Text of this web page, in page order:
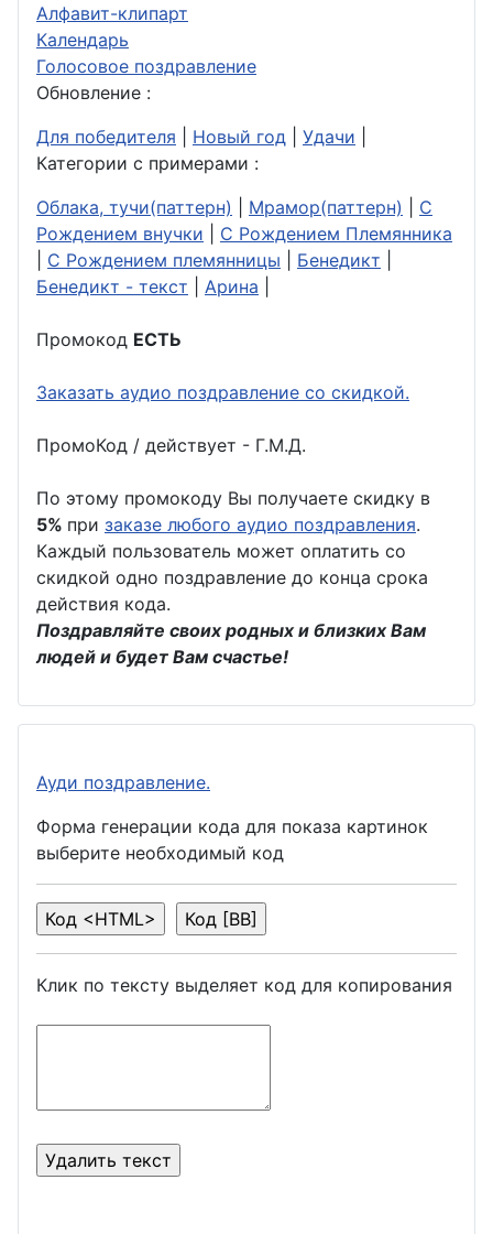
Алфавит-клипарт
Календарь
Голосовое поздравление
Обновление :
Для победителя
Новый год Удачи
Категории с примерами :
Облака, тучи(паттерн)
Мрамор(паттерн)
С
Рождением внучки
С Рождением Племянника
С Рождением племянницы Бенедикт
Бенедикт - текст
Арина
Промокод ЕСТЬ
Заказать аудио поздравление со скидкой.
ПромоКод / действует - Г.М.Д.
По этому промокоду Вы получаете скидку в
5% при заказе любого аудио поздравления.
Каждый пользователь может оплатить со
скидкой одно поздравление до конца срока
действия кода.
Поздравляйте своих родных и близких Вам
людей и будет Вам счастье!
Ауди поздравление.
Форма генерации кода для показа картинок
выберите необходимый код
Клик по тексту выделяет код для копирования